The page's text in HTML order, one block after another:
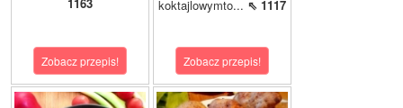
1163
Zobacz przepis!
koktajlowymto... ⇖ 1117
Zobacz przepis!